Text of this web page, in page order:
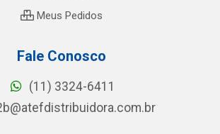
Meus Pedidos
Fale Conosco
(11) 3324-6411